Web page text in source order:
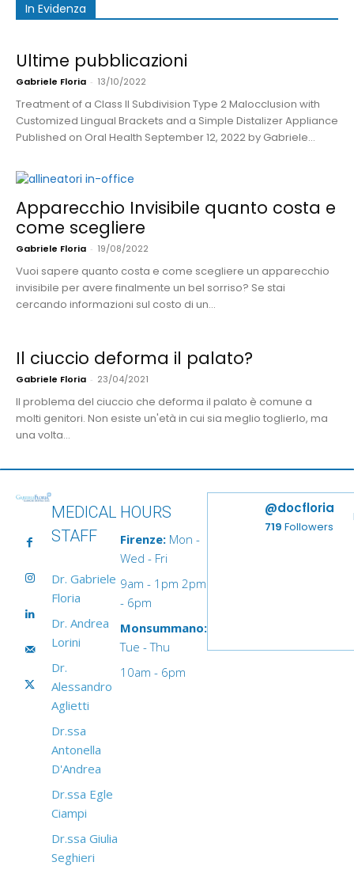
In Evidenza
Ultime pubblicazioni
Gabriele Floria - 13/10/2022
Treatment of a Class II Subdivision Type 2 Malocclusion with
Customized Lingual Brackets and a Simple Distalizer Appliance
Published on Oral Health September 12, 2022 by Gabriele...
Apparecchio Invisibile quanto costa e
come scegliere
Gabriele Floria - 19/08/2022
Vuoi sapere quanto costa e come scegliere un apparecchio
invisibile per avere finalmente un bel sorriso? Se stai
cercando informazioni sul costo di un...
Il ciuccio deforma il palato?
Gabriele Floria - 23/04/2021
Il problema del ciuccio che deforma il palato è comune a
molti genitori. Non esiste un'età in cui sia meglio toglierlo, ma
una volta...
MEDICAL
STAFF
Dr. Gabriele
Floria
Dr. Andrea
Lorini
Dr.
Alessandro
Aglietti
Dr.ssa
Antonella
D'Andrea
Dr.ssa Egle
Ciampi
Dr.ssa Giulia
Seghieri
HOURS
Firenze: Mon -
Wed - Fri
9am - 1pm 2pm
- 6pm
Monsummano:
Tue - Thu
10am - 6pm
@docfloria
719 Followers